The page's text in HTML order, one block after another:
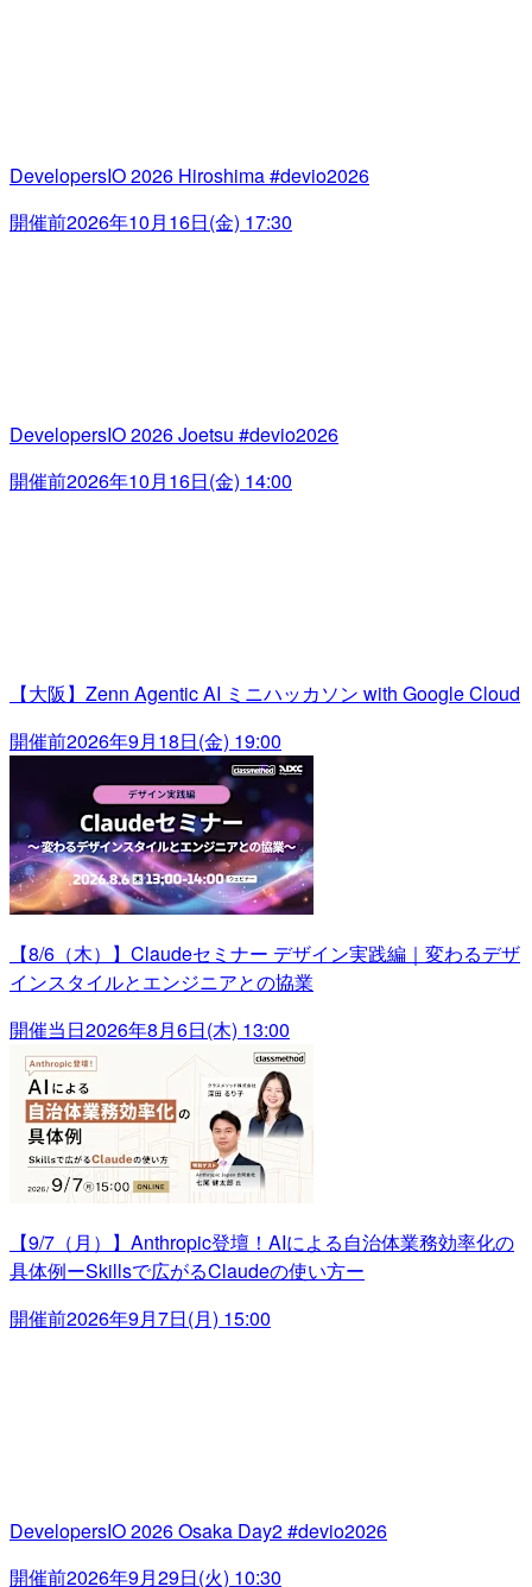
DevelopersIO 2026 Hiroshima #devio2026
開催前2026年10月16日(金) 17:30
DevelopersIO 2026 Joetsu #devio2026
開催前2026年10月16日(金) 14:00
【大阪】Zenn Agentic AI ミニハッカソン with Google Cloud
開催前2026年9月18日(金) 19:00
【8/6（木）】Claudeセミナー デザイン実践編｜変わるデザ
インスタイルとエンジニアとの協業
開催当日2026年8月6日(木) 13:00
【9/7（月）】Anthropic登壇！AIによる自治体業務効率化の
具体例ーSkillsで広がるClaudeの使い方ー
開催前2026年9月7日(月) 15:00
DevelopersIO 2026 Osaka Day2 #devio2026
開催前2026年9月29日(火) 10:30